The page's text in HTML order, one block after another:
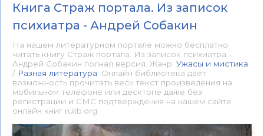
Книга Страж портала. Из записок
психиатра - Андрей Собакин
На нашем литературном портале можно бесплатно
читать книгу Страж портала. Из записок психиатра -
Андрей Собакин полная версия. Жанр: Ужасы и мистика
/ Разная литература . Онлайн библиотека дает
возможность прочитать весь текст произведения на
мобильном телефоне или десктопе даже без
регистрации и СМС подтверждения на нашем сайте
онлайн книг rulib.org.